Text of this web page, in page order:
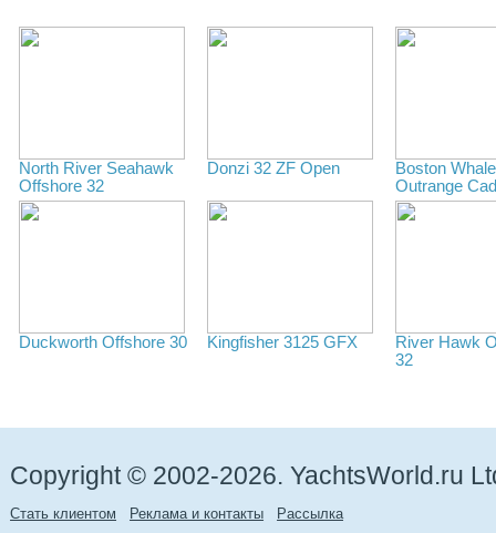
North River Seahawk
Offshore 32
Donzi 32 ZF Open
Boston
Outrange
Duckworth Offshore 30 Kingfisher 3125 GFX
River Hawk
32
Copyright © 2002-2026. YachtsWorld.ru
Стать клиентом Реклама и контакты Рассылка